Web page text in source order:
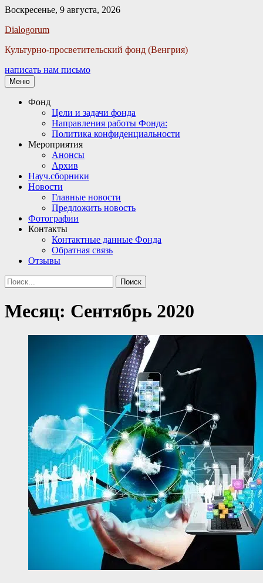
Воскресенье, 9 августа, 2026
Dialogorum
Культурно-просветительский фонд (Венгрия)
написать нам письмо
Меню
Основное
Фонд
Цели и задачи фонда
Направления работы Фонда:
Политика конфиденциальности
Мероприятия
Анонсы
Архив
Науч.сборники
Новости
Главные новости
Предложить новость
Фотографии
Контакты
Контактные данные Фонда
Обратная связь
Отзывы
Поиск
Найти:
Месяц: Сентябрь 2020